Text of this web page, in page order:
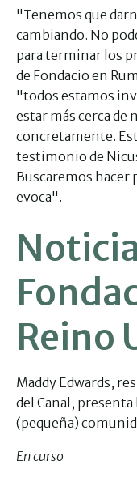
"Tenemos que
cambiando. No
para terminar los
de Fondacio en
"todos estamos
estar más cerca
concretamente.
testimonio de
Buscaremos hacer
evoca".
Reino
Maddy Edwards,
del Canal, presenta
(pequeña)
En curso